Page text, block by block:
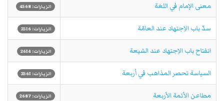
معنى الإمام في اللغة الزيارات: 4568
سدّ باب الاِجتهاد عند العامّة الزيارات: 2516
انفتاح باب الاِجتهاد عند الشيعة الزيارات: 2614
السياسة تحصر المذاهب في أربعة الزيارات: 2561
مطاعن الأئمة الأربعة الزيارات: 2687